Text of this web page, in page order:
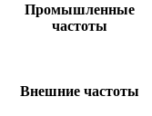
Промышленные
частоты
Внешние частоты